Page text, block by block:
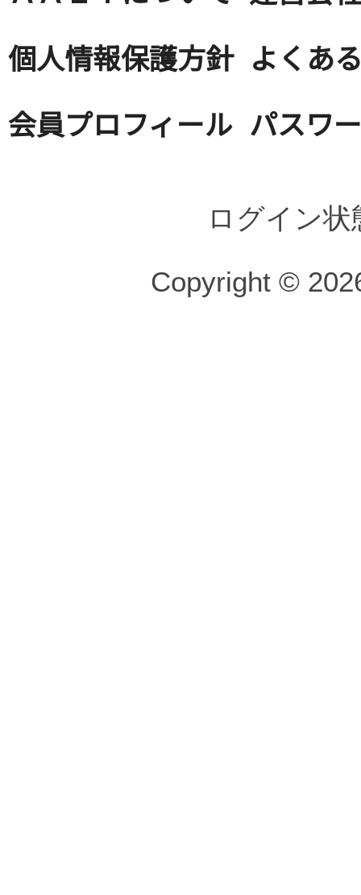
個人情報保護方針 よくあ
会員プロフィール パスワ
ログイン
Copyright ©